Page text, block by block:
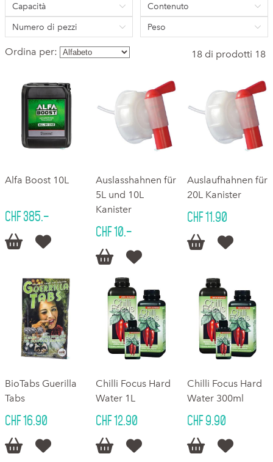
Capacità
Contenuto
Numero di pezzi
Peso
Ordina per: 18 di prodotti 18
Alfa Boost 10L
CHF 385.–
 
Auslasshahnen für
5L und 10L
Kanister
CHF 10.–
 
Auslaufhahnen für
20L Kanister
CHF 11.90
 
BioTabs Guerilla
Tabs
CHF 16.90
 
Chilli Focus Hard
Water 1L
CHF 12.90
 
Chilli Focus Hard
Water 300ml
CHF 9.90
 